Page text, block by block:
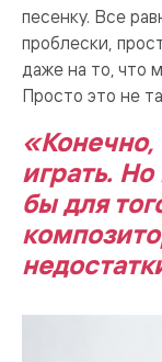
песенку. Все
проблески,
даже на то, что
Просто это не
«Конечно,
играть.
бы для